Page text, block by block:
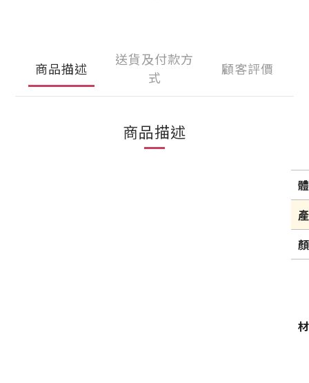
商品描述
送貨及付款方
式
顧客評價
商品描述